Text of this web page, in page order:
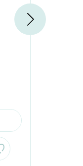
Huppa
52347